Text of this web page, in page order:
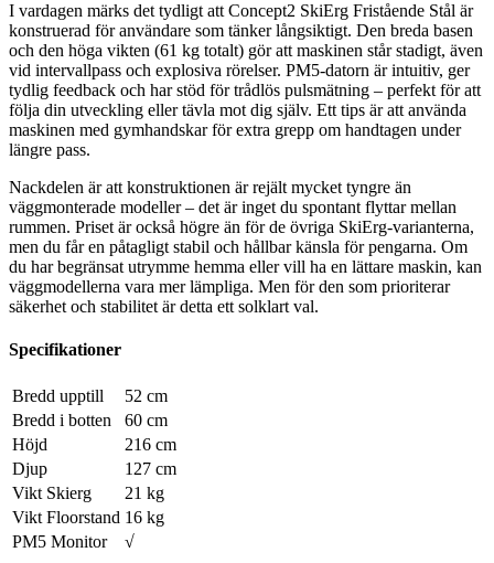
I vardagen märks det tydligt att Concept2 SkiErg Fristående Stål är
konstruerad för användare som tänker långsiktigt. Den breda basen
och den höga vikten (61 kg totalt) gör att maskinen står stadigt, även
vid intervallpass och explosiva rörelser. PM5-datorn är intuitiv, ger
tydlig feedback och har stöd för trådlös pulsmätning – perfekt för att
följa din utveckling eller tävla mot dig själv. Ett tips är att använda
maskinen med gymhandskar för extra grepp om handtagen under
längre pass.
Nackdelen är att konstruktionen är rejält mycket tyngre än
väggmonterade modeller – det är inget du spontant flyttar mellan
rummen. Priset är också högre än för de övriga SkiErg-varianterna,
men du får en påtagligt stabil och hållbar känsla för pengarna. Om
du har begränsat utrymme hemma eller vill ha en lättare maskin, kan
väggmodellerna vara mer lämpliga. Men för den som prioriterar
säkerhet och stabilitet är detta ett solklart val.
Specifikationer
Bredd upptill
52 cm
Bredd i botten
60 cm
Höjd
216 cm
Djup
127 cm
Vikt Skierg
21 kg
Vikt Floorstand 16 kg
PM5 Monitor
√